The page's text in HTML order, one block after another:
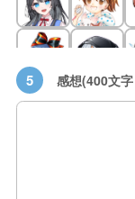
5 感想(400文